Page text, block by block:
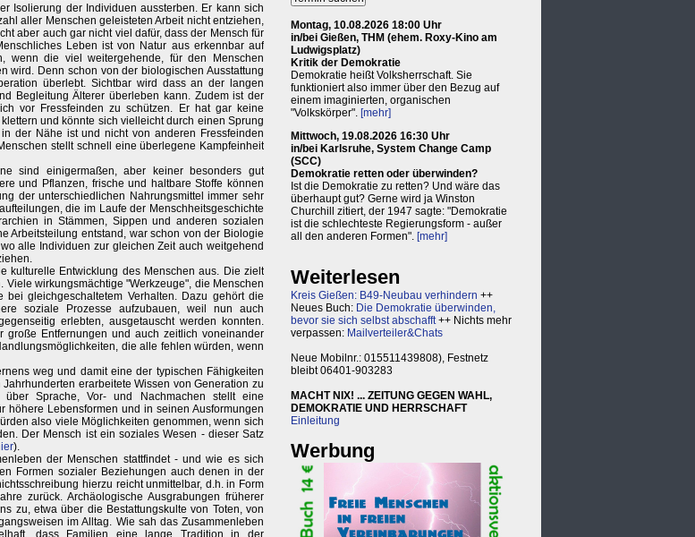
Isolierung der Individuen aussterben. Er kann sich
aller Menschen geleisteten Arbeit nicht entziehen,
aber auch gar nicht viel dafür, dass der Mensch für
Leben ist von Natur aus erkennbar auf
wenn die viel weitergehende, für den Menschen
wird. Denn schon von der biologischen Ausstattung
überlebt. Sichtbar wird dass an der langen
Begleitung Älterer überleben kann. Zudem ist der
vor Fressfeinden zu schützen. Er hat gar keine
und könnte sich vielleicht durch einen Sprung
der Nähe ist und nicht von anderen Fressfeinden
stellt schnell eine überlegene Kampfeinheit
sind einigermaßen, aber keiner besonders gut
und Pflanzen, frische und haltbare Stoffe können
der unterschiedlichen Nahrungsmittel immer sehr
die im Laufe der Menschheitsgeschichte
in Stämmen, Sippen und anderen sozialen
Arbeitsteilung entstand, war schon von der Biologie
alle Individuen zur gleichen Zeit auch weitgehend
kulturelle Entwicklung des Menschen aus. Die zielt
wirkungsmächtige "Werkzeuge", die Menschen
gleichgeschaltetem Verhalten. Dazu gehört die
soziale Prozesse aufzubauen, weil nun auch
erlebten, ausgetauscht werden konnten.
Entfernungen und auch zeitlich voneinander
die alle fehlen würden, wenn
weg und damit eine der typischen Fähigkeiten
erarbeitete Wissen von Generation zu
über Sprache, Vor- und Nachmachen stellt eine
höhere Lebensformen und in seinen Ausformungen
also viele Möglichkeiten genommen, wenn sich
Der Mensch ist ein soziales Wesen - dieser Satz
).
der Menschen stattfindet - und wie es sich
Formen sozialer Beziehungen auch denen in der
hierzu reicht unmittelbar, d.h. in Form
zurück. Archäologische Ausgrabungen früherer
zu, etwa über die Bestattungskulte von Toten, von
im Alltag. Wie sah das Zusammenleben
Montag, 10.08.2026 18:00 Uhr
in/bei Gießen, THM (ehem. Roxy-Kino am
Ludwigsplatz)
Kritik der Demokratie
Demokratie heißt Volksherrschaft. Sie
funktioniert also immer über den Bezug auf
einem imaginierten, organischen
"Volkskörper". [mehr]
Mittwoch, 19.08.2026 16:30 Uhr
in/bei Karlsruhe, System Change Camp
(SCC)
Demokratie retten oder überwinden?
Ist die Demokratie zu retten? Und wäre das
überhaupt gut? Gerne wird ja Winston
Churchill zitiert, der 1947 sagte: "Demokratie
ist die schlechteste Regierungsform - außer
all den anderen Formen". [mehr]
Weiterlesen
Kreis Gießen: B49-Neubau verhindern ++
Neues Buch: Die Demokratie überwinden,
bevor sie sich selbst abschafft++ Nichts mehr
verpassen: Mailverteiler&Chats
Neue Mobilnr.: 015511439808), Festnetz
bleibt 06401-903283
MACHT NIX! ... ZEITUNG GEGEN WAHL,
DEMOKRATIE UND HERRSCHAFT
Einleitung
Werbung